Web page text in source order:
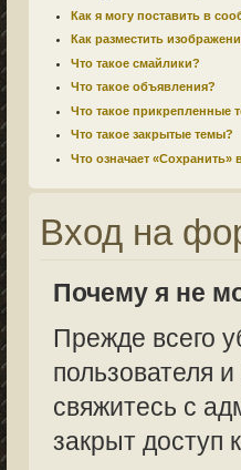
Как я могу поставить в
Как разместить
Что такое смайлики?
Что такое объявления?
Что такое прикрепленные
Что такое закрытые темы?
Что означает «Сохранить»
Вход на
Почему я не
Прежде всего
пользователя
свяжитесь с
закрыт доступ